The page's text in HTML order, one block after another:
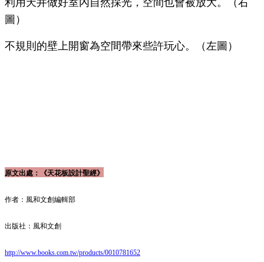
利用天井做好室內自然採光，空間也會被放大。（右
圖）
不規則的壁上開窗為空間帶來些許玩心。（左圖）
原文出處：《天花板設計聖經》
作者：風和文創編輯部
出版社：風和文創
http://www.books.com.tw/products/0010781652